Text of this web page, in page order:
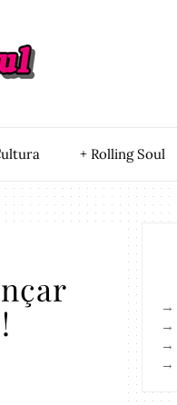
+ Rolling Soul
→
→
→
→